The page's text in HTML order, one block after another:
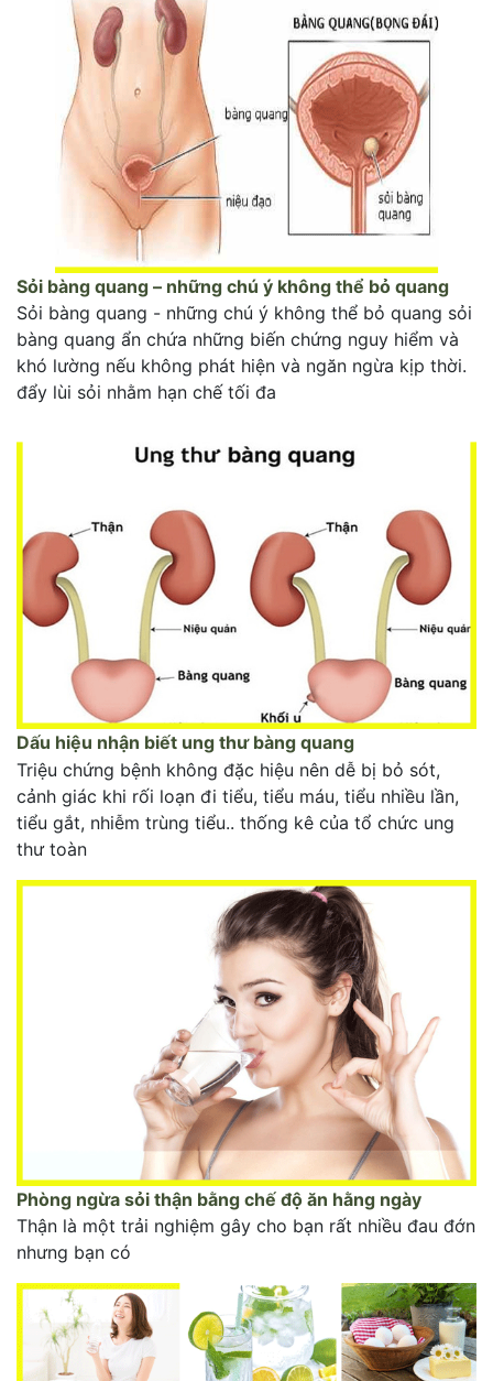
Sỏi bàng quang – những chú ý không thể bỏ quang
Sỏi bàng quang - những chú ý không thể bỏ quang sỏi
bàng quang ẩn chứa những biến chứng nguy hiểm và
khó lường nếu không phát hiện và ngăn ngừa kịp thời.
đẩy lùi sỏi nhằm hạn chế tối đa
Dấu hiệu nhận biết ung thư bàng quang
Triệu chứng bệnh không đặc hiệu nên dễ bị bỏ sót,
cảnh giác khi rối loạn đi tiểu, tiểu máu, tiểu nhiều lần,
tiểu gắt, nhiễm trùng tiểu.. thống kê của tổ chức ung
thư toàn
Phòng ngừa sỏi thận bằng chế độ ăn hằng ngày
Thận là một trải nghiệm gây cho bạn rất nhiều đau đớn
nhưng bạn có